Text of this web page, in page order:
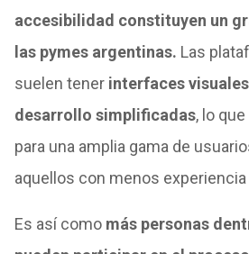
accesibilidad constituyen un
las pymes argentinas. Las
suelen tener interfaces
desarrollo simplificadas, lo
para una amplia gama de
aquellos con menos
Es así como más personas